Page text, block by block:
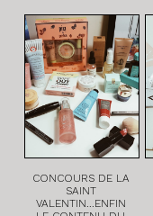
CONCOURS DE LA
SAINT
VALENTIN...ENFIN